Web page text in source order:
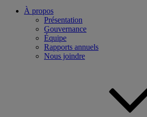
À propos
Présentation
Gouvernance
Équipe
Rapports annuels
Nous joindre